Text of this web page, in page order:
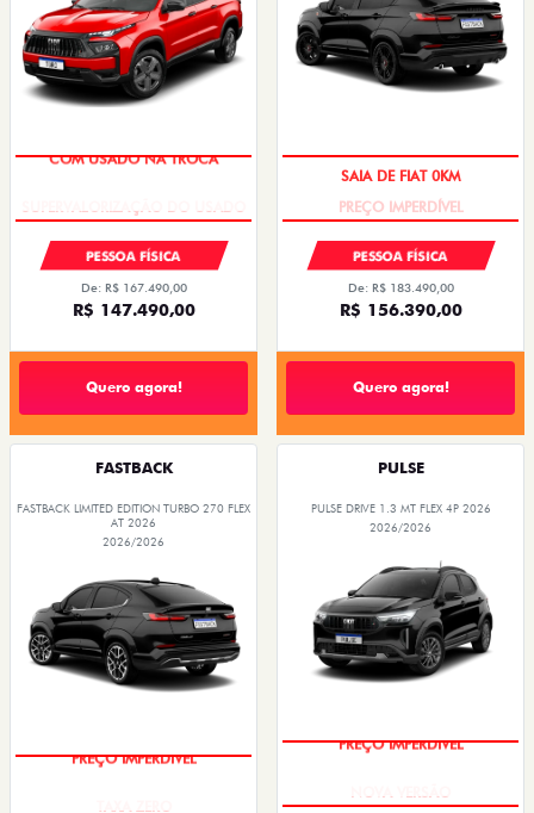
COM USADO NA TROCA
PESSOA FÍSICA
De: R$ 167.490,00
R$ 147.490,00
Quero agora!
SAIA DE FIAT 0KM
PESSOA FÍSICA
De: R$ 183.490,00
R$ 156.390,00
Quero agora!
FASTBACK
FASTBACK LIMITED EDITION TURBO 270 FLEX
AT 2026
2026/2026
PREÇO IMPERDÍVEL
PULSE
PULSE DRIVE 1.3 MT FLEX 4P 2026
2026/2026
PREÇO IMPERDÍVEL